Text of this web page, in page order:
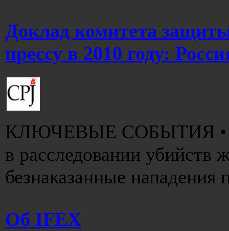
Доклад комитета
прессу в 2010 году:
КЛЮЧЕВЫЕ СОБЫТИЯ •
в расследовании убийств
безнаказанные
Об IFEX